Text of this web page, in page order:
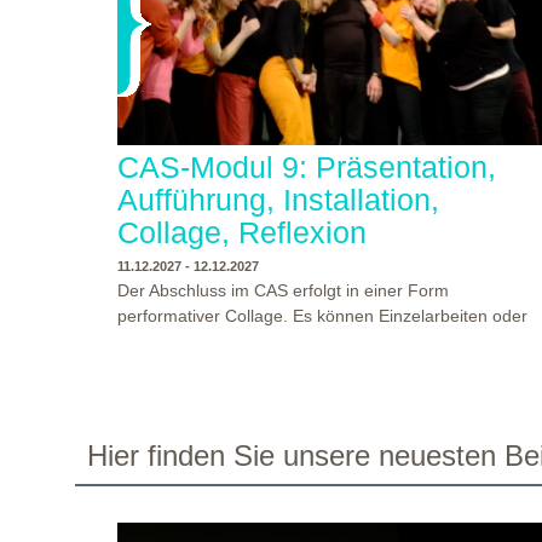
CAS-Modul 9: Präsentation,
Aufführung, Installation,
Collage, Reflexion
11.12.2027 - 12.12.2027
Der Abschluss im CAS erfolgt in einer Form
performativer Collage. Es können Einzelarbeiten oder
Programms gestalten mit Ihrer Form Raum und Zeit
Objekt oder Präsentation. Wir freuen uns über
WANN? 11.12.2027 - 12.12.2027, 10:00 - 17:00 UHR
Hier finden Sie unsere neuesten